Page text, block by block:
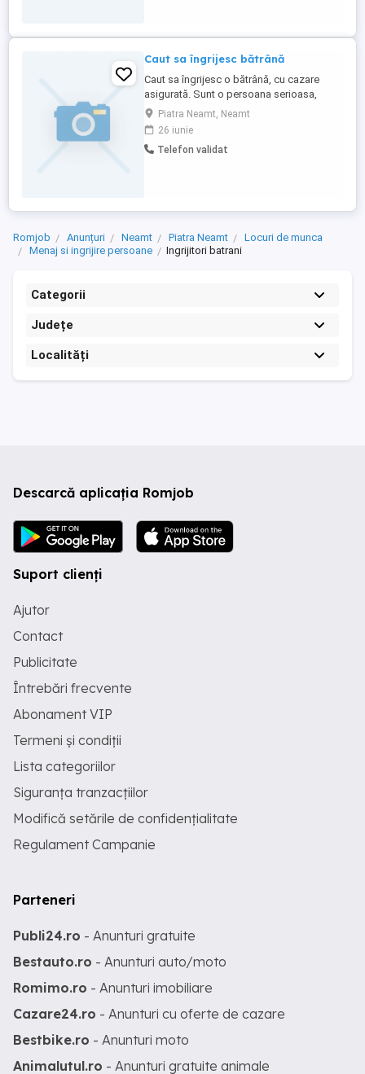
Caut sa îngrijesc bătrână
Caut sa îngrijesc o bătrână, cu cazare
asigurată. Sunt o persoana serioasa,
harnică, cu experiență și răbdare. As dori
in zona Neamț, Bacau, Bicaz.
.Telefon..zero șapte cinci opt. Șapte zero
sase. Opt cinci trei.
Piatra Neamt, Neamt
26 iunie
Telefon validat
Romjob Anunțuri Neamt Piatra Neamt
Locuri de munca
Menaj si ingrijire persoane
Ingrijitori batrani
Categorii
Județe
Localități
Descarcă aplicația Romjob
Suport clienți
Ajutor
Contact
Publicitate
Întrebări frecvente
Abonament VIP
Termeni și condiții
Lista categoriilor
Siguranța tranzacțiilor
Modifică setările de confidențialitate
Regulament Campanie
Parteneri
Publi24.ro - Anunturi gratuite
Bestauto.ro - Anunturi auto/moto
Romimo.ro - Anunturi imobiliare
Cazare24.ro - Anunturi cu oferte de cazare
Bestbike.ro - Anunturi moto
Animalutul.ro - Anunturi gratuite animale